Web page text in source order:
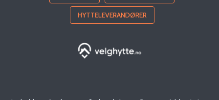
HYTTELEVERANDØRER